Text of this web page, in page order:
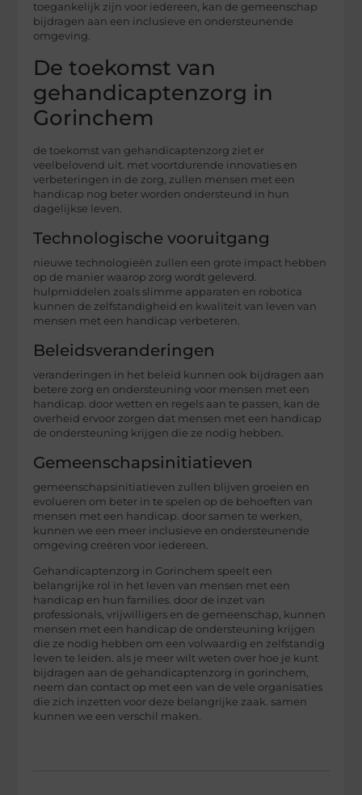
toegankelijk zijn voor iedereen, kan de gemeenschap
bijdragen aan een inclusieve en ondersteunende
omgeving.
De toekomst van
gehandicaptenzorg in
Gorinchem
de toekomst van gehandicaptenzorg ziet er
veelbelovend uit. met voortdurende innovaties en
verbeteringen in de zorg, zullen mensen met een
handicap nog beter worden ondersteund in hun
dagelijkse leven.
Technologische vooruitgang
nieuwe technologieën zullen een grote impact hebben
op de manier waarop zorg wordt geleverd.
hulpmiddelen zoals slimme apparaten en robotica
kunnen de zelfstandigheid en kwaliteit van leven van
mensen met een handicap verbeteren.
Beleidsveranderingen
veranderingen in het beleid kunnen ook bijdragen aan
betere zorg en ondersteuning voor mensen met een
handicap. door wetten en regels aan te passen, kan de
overheid ervoor zorgen dat mensen met een handicap
de ondersteuning krijgen die ze nodig hebben.
Gemeenschapsinitiatieven
gemeenschapsinitiatieven zullen blijven groeien en
evolueren om beter in te spelen op de behoeften van
mensen met een handicap. door samen te werken,
kunnen we een meer inclusieve en ondersteunende
omgeving creëren voor iedereen.
Gehandicaptenzorg in Gorinchem speelt een
belangrijke rol in het leven van mensen met een
handicap en hun families. door de inzet van
professionals, vrijwilligers en de gemeenschap, kunnen
mensen met een handicap de ondersteuning krijgen
die ze nodig hebben om een volwaardig en zelfstandig
leven te leiden. als je meer wilt weten over hoe je kunt
bijdragen aan de gehandicaptenzorg in gorinchem,
neem dan contact op met een van de vele organisaties
die zich inzetten voor deze belangrijke zaak. samen
kunnen we een verschil maken.